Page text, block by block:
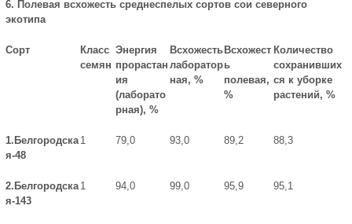
6. Полевая всхожесть среднеспелых сортов сои северного
экотипа
Сорт
Класс
семян
Энергия
прорастан
ия
(лаборато
рная), %
Всхожесть
лаборатор
ная, %
Всхожест
ь
полевая,
%
Количество
сохранивших
ся к уборке
растений, %
1.Белгородска
я-48
1 79,0 93,0 89,2 88,3
2.Белгородска
я-143
1 94,0 99,0 95,9 95,1